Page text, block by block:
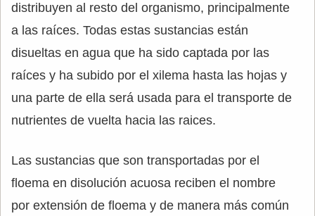
distribuyen al resto del organismo, principalmente
a las raíces. Todas estas sustancias están
disueltas en agua que ha sido captada por las
raíces y ha subido por el xilema hasta las hojas y
una parte de ella será usada para el transporte de
nutrientes de vuelta hacia las raices.
Las sustancias que son transportadas por el
floema en disolución acuosa reciben el nombre
por extensión de floema y de manera más común